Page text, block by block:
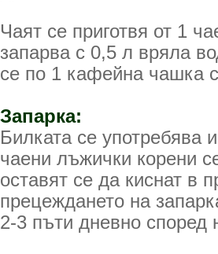
Чаят се приготвя от 1
запарва с 0,5 л вряла
се по 1 кафейна чашка
Запарка:
Билката се употребява
чаени лъжички корени
оставят се да киснат в
прецеждането на
2-3 пъти дневно според